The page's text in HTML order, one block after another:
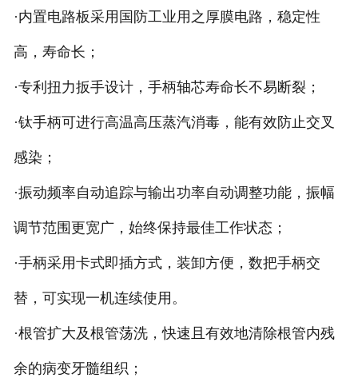
·内置电路板采用国防工业用之厚膜电路，稳定性
高，寿命长；
·专利扭力扳手设计，手柄轴芯寿命长不易断裂；
·钛手柄可进行高温高压蒸汽消毒，能有效防止交叉
感染；
·振动频率自动追踪与输出功率自动调整功能，振幅
调节范围更宽广，始终保持最佳工作状态；
·手柄采用卡式即插方式，装卸方便，数把手柄交
替，可实现一机连续使用。
·根管扩大及根管荡洗，快速且有效地清除根管内残
余的病变牙髓组织；